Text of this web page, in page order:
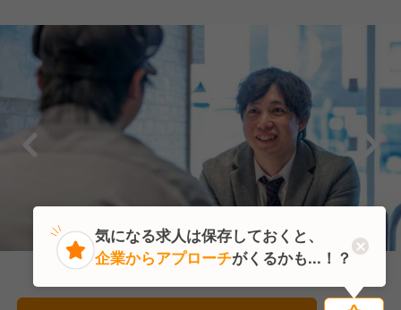
気になる求人は保存しておくと、
企業からアプローチがくるかも...！？